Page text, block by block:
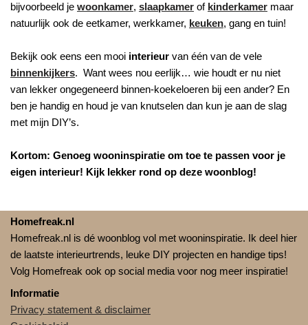
bijvoorbeeld je woonkamer, slaapkamer of kinderkamer maar
natuurlijk ook de eetkamer, werkkamer, keuken, gang en tuin!
Bekijk ook eens een mooi interieur van één van de vele
binnenkijkers. Want wees nou eerlijk… wie houdt er nu niet
van lekker ongegeneerd binnen-koekeloeren bij een ander? En
ben je handig en houd je van knutselen dan kun je aan de slag
met mijn DIY’s.
Kortom: Genoeg wooninspiratie om toe te passen voor je
eigen interieur! Kijk lekker rond op deze woonblog!
Homefreak.nl
Homefreak.nl is dé woonblog vol met wooninspiratie. Ik deel hier
de laatste interieurtrends, leuke DIY projecten en handige tips!
Volg Homefreak ook op social media voor nog meer inspiratie!
Informatie
Privacy statement & disclaimer